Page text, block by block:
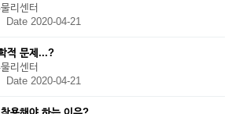
리센터
Date 2020-04-21
적 문제...?
리센터
Date 2020-04-21